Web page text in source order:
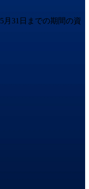
5月31日 までの期間の資